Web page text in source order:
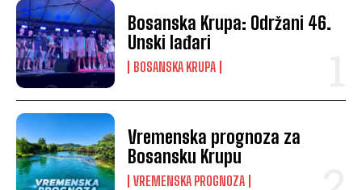
Bosanska Krupa: Održani 46.
Unski lađari
BOSANSKA KRUPA
Vremenska prognoza za
Bosansku Krupu
VREMENSKA PROGNOZA